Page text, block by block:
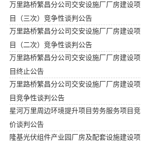
万里路桥繁昌分公司交安设施厂厂房建设项
目（三次）竞争性谈判公告
万里路桥繁昌分公司交安设施厂厂房建设项
目（二次）竞争性谈判公告
万里路桥繁昌分公司交安设施厂厂房建设项
目终止公告
万里路桥繁昌分公司交安设施厂厂房建设项
目竞争性谈判公告
星河万里周边环境提升项目劳务服务项目竞
价谈判公告
隆基光伏组件产业园厂房及配套设施建设项